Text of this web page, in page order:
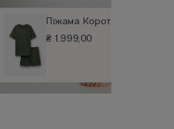
Піжама Коротка з
₴ 1.999,00